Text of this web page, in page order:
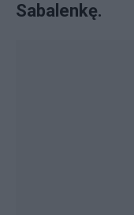
Sabalenkę.